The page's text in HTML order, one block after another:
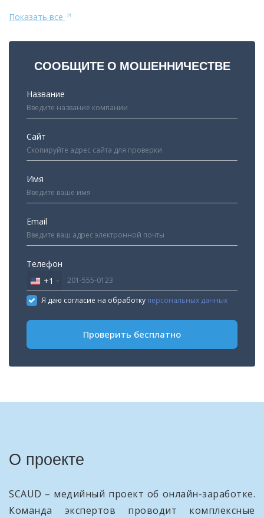
Показать все
СООБЩИТЕ О МОШЕННИЧЕСТВЕ
Название
Сайт
Имя
Email
Телефон
United
States
+1
+1
Я даю согласие на обработку персональных данных
Проверить бесплатно
О проекте
SCAUD – медийный проект об онлайн-заработке.
Команда экспертов проводит комплексные